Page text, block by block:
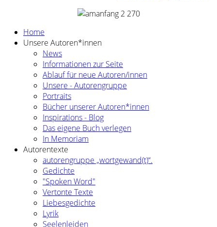
Home
Unsere Autoren*innen
News
Informationen zur Seite
Ablauf für neue Autoren/innen
Unsere - Autorengruppe
Portraits
Bücher unserer Autoren*innen
Inspirations - Blog
Das eigene Buch verlegen
In Memoriam
Autorentexte
autorengruppe „wortgewand(t)“.
Gedichte
"Spoken Word"
Vertonte Texte
Liebesgedichte
Lyrik
Seelenleiden